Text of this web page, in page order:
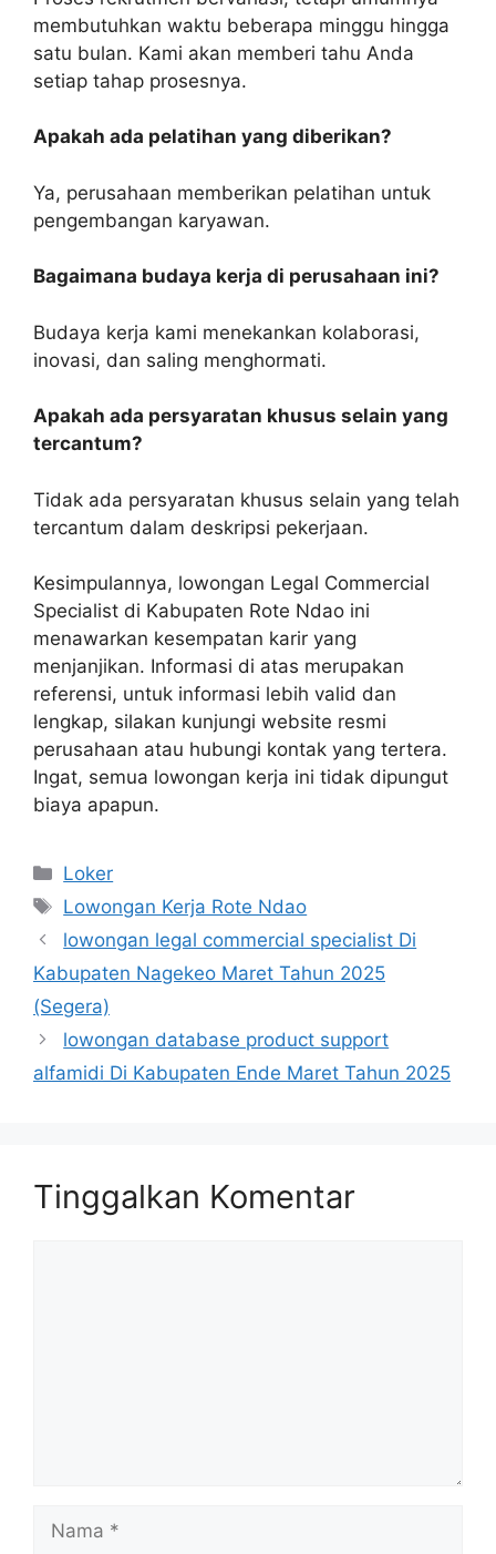
membutuhkan waktu beberapa minggu hingga
satu bulan. Kami akan memberi tahu Anda
setiap tahap prosesnya.
Apakah ada pelatihan yang diberikan?
Ya, perusahaan memberikan pelatihan untuk
pengembangan karyawan.
Bagaimana budaya kerja di perusahaan ini?
Budaya kerja kami menekankan kolaborasi,
inovasi, dan saling menghormati.
Apakah ada persyaratan khusus selain yang
tercantum?
Tidak ada persyaratan khusus selain yang telah
tercantum dalam deskripsi pekerjaan.
Kesimpulannya, lowongan Legal Commercial
Specialist di Kabupaten Rote Ndao ini
menawarkan kesempatan karir yang
menjanjikan. Informasi di atas merupakan
referensi, untuk informasi lebih valid dan
lengkap, silakan kunjungi website resmi
perusahaan atau hubungi kontak yang tertera.
Ingat, semua lowongan kerja ini tidak dipungut
biaya apapun.
Kategori
Loker
Tag
Lowongan Kerja Rote Ndao
lowongan legal commercial specialist Di
Kabupaten Nagekeo Maret Tahun 2025
(Segera)
lowongan database product support
alfamidi Di Kabupaten Ende Maret Tahun 2025
Tinggalkan Komentar
Nama